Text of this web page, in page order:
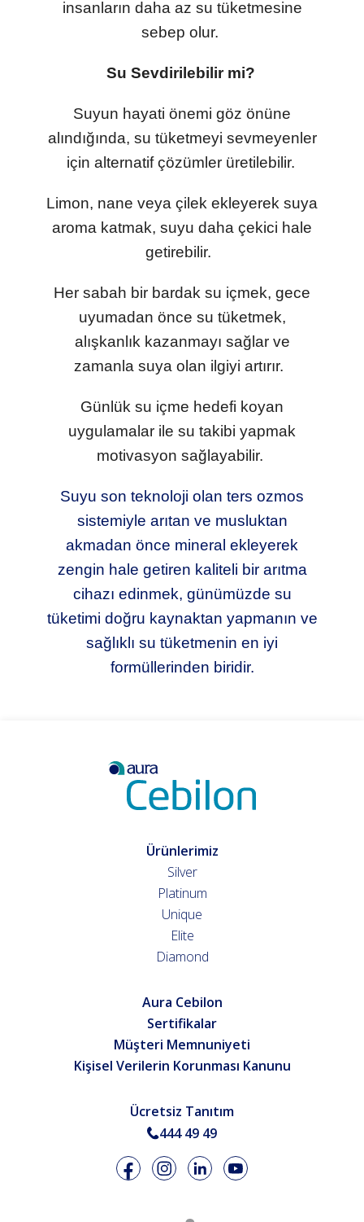
insanların daha az su tüketmesine
sebep olur.
Su Sevdirilebilir mi?
Suyun hayati önemi göz önüne
alındığında, su tüketmeyi sevmeyenler
için alternatif çözümler üretilebilir.
Limon, nane veya çilek ekleyerek suya
aroma katmak, suyu daha çekici hale
getirebilir.
Her sabah bir bardak su içmek, gece
uyumadan önce su tüketmek,
alışkanlık kazanmayı sağlar ve
zamanla suya olan ilgiyi artırır.
Günlük su içme hedefi koyan
uygulamalar ile su takibi yapmak
motivasyon sağlayabilir.
Suyu son teknoloji olan ters ozmos
sistemiyle arıtan ve musluktan
akmadan önce mineral ekleyerek
zengin hale getiren kaliteli bir arıtma
cihazı edinmek, günümüzde su
tüketimi doğru kaynaktan yapmanın ve
sağlıklı su tüketmenin en iyi
formüllerinden biridir.
Ürünlerimiz
Silver
Platinum
Unique
Elite
Diamond
Aura Cebilon
Sertifikalar
Müşteri Memnuniyeti
Kişisel Verilerin Korunması Kanunu
Ücretsiz Tanıtım
444 49 49